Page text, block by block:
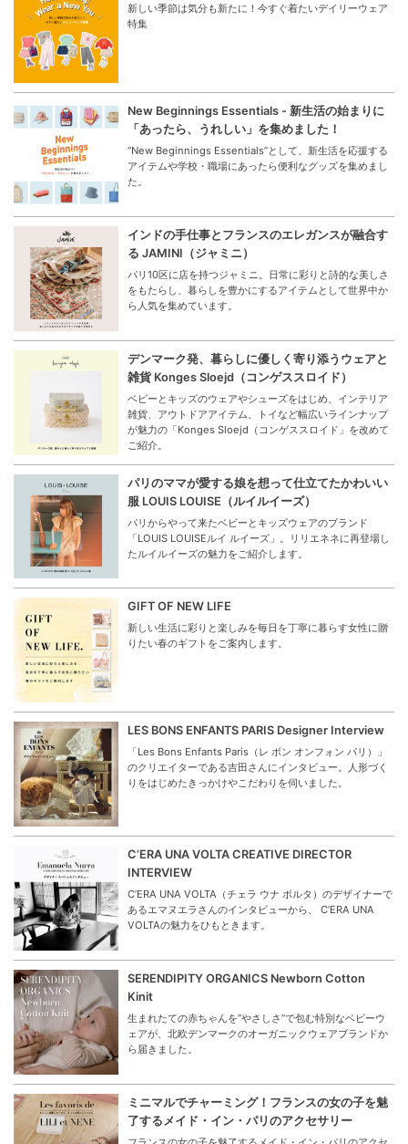
新しい季節は気分も新たに！今すぐ着たいデイリーウェア
特集
New Beginnings Essentials - 新生活の始まりに
「あったら、うれしい」を集めました！
“New Beginnings Essentials”として、新生活を応援する
アイテムや学校・職場にあったら便利なグッズを集めまし
た。
インドの手仕事とフランスのエレガンスが融合す
る JAMINI（ジャミニ）
パリ10区に店を持つジャミニ。日常に彩りと詩的な美しさ
をもたらし、暮らしを豊かにするアイテムとして世界中か
ら人気を集めています。
デンマーク発、暮らしに優しく寄り添うウェアと
雑貨 Konges Sloejd（コンゲススロイド）
ベビーとキッズのウェアやシューズをはじめ、インテリア
雑貨、アウトドアアイテム、トイなど幅広いラインナップ
が魅力の「Konges Sloejd（コンゲススロイド」を改めて
ご紹介。
パリのママが愛する娘を想って仕立てたかわいい
服 LOUIS LOUISE（ルイルイーズ）
パリからやって来たベビーとキッズウェアのブランド
「LOUIS LOUISEルイ ルイーズ」。リリエネネに再登場し
たルイルイーズの魅力をご紹介します。
GIFT OF NEW LIFE
新しい生活に彩りと楽しみを毎日を丁寧に暮らす女性に贈
りたい春のギフトをご案内します。
LES BONS ENFANTS PARIS Designer Interview
「Les Bons Enfants Paris（レ ボン オンフォン パリ）」
のクリエイターである吉田さんにインタビュー。人形づく
りをはじめたきっかけやこだわりを伺いました。
C’ERA UNA VOLTA CREATIVE DIRECTOR
INTERVIEW
C’ERA UNA VOLTA（チェラ ウナ ボルタ）のデザイナーで
あるエマヌエラさんのインタビューから、 C’ERA UNA
VOLTAの魅力をひもときます。
SERENDIPITY ORGANICS Newborn Cotton
Kinit
生まれたての赤ちゃんを“やさしさ”で包む特別なベビーウ
ェアが、北欧デンマークのオーガニックウェアブランドか
ら届きました。
ミニマルでチャーミング！フランスの女の子を魅
了するメイド・イン・パリのアクセサリー